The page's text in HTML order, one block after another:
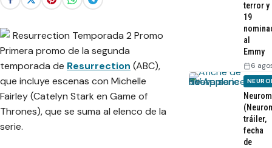
Primera promo de la segunda
temporada de Resurrection (ABC),
que incluye escenas con Michelle
Fairley (Catelyn Stark en Game of
Thrones), que se suma al elenco de la
serie.
terror y
19
al
Emmy
6
tráiler,
fecha
de